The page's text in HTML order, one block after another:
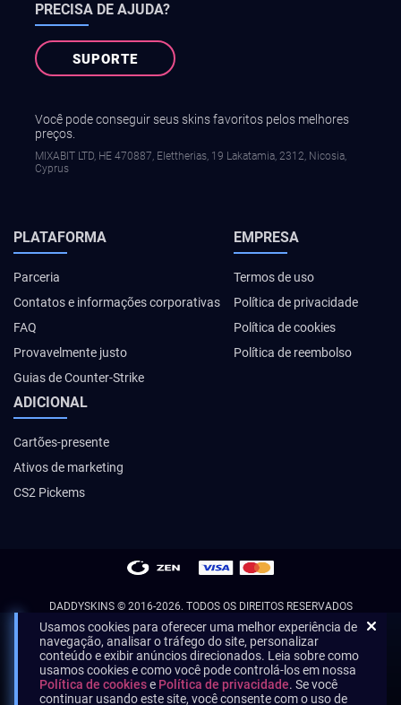
PRECISA DE AJUDA?
SUPORTE
Você pode conseguir seus skins favoritos pelos melhores
preços.
MIXABIT LTD, ΗΕ 470887, Elettherias, 19 Lakatamia, 2312, Nicosia,
Cyprus
PLATAFORMA
Parceria
Contatos e informações corporativas
FAQ
Provavelmente justo
Guias de Counter-Strike
EMPRESA
Termos de uso
Política de privacidade
Política de cookies
Política de reembolso
ADICIONAL
Cartões-presente
Ativos de marketing
CS2 Pickems
DADDYSKINS© 2016-2026. TODOS OS DIREITOS RESERVADOS
Usamos cookies para oferecer uma melhor experiência de
navegação, analisar o tráfego do site, personalizar
conteúdo e exibir anúncios direcionados. Leia sobre como
usamos cookies e como você pode controlá-los em nossa
Política de cookiese Política de privacidade. Se você
continuar usando este site, você consente com o uso de